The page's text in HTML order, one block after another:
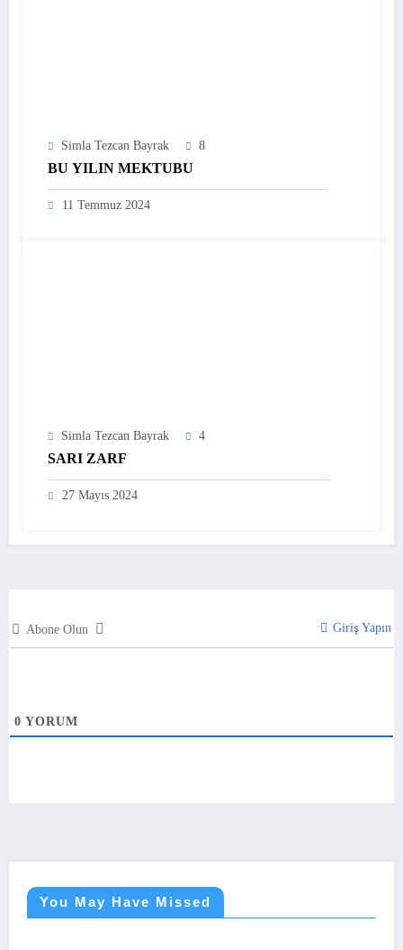
Simla Tezcan Bayrak 8
BU YILIN MEKTUBU
11 Temmuz 2024
Simla Tezcan Bayrak 4
SARI ZARF
27 Mayıs 2024
Abone Olun Giriş Yapın
0 YORUM
You May Have Missed